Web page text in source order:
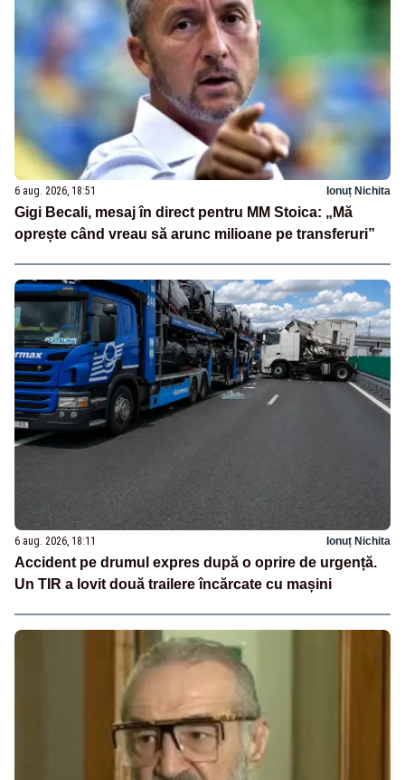
6 aug. 2026, 18:51 Ionuț Nichita
Gigi Becali, mesaj în direct pentru MM Stoica: „Mă
oprește când vreau să arunc milioane pe transferuri”
6 aug. 2026, 18:11 Ionuț Nichita
Accident pe drumul expres după o oprire de urgență.
Un TIR a lovit două trailere încărcate cu mașini